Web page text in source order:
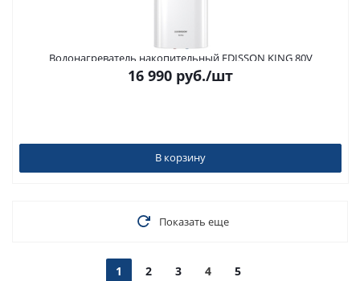
Водонагреватель накопительный EDISSON KING 80V
16 990 руб./шт
В корзину
Показать еще
1 2 3 4 5